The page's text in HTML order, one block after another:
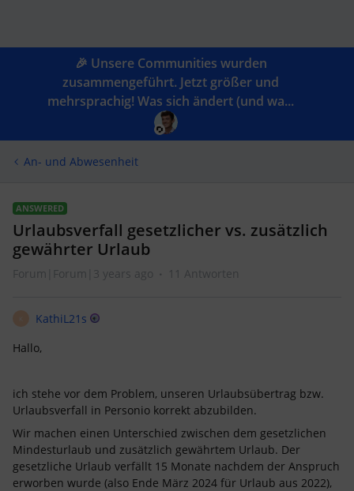
🎉 Unsere Communities wurden
zusammengeführt. Jetzt größer und
mehrsprachig! Was sich ändert (und wa...
An- und Abwesenheit
ANSWERED
Urlaubsverfall gesetzlicher vs. zusätzlich
gewährter Urlaub
Forum|Forum|3 years ago 11 Antworten
KathiL21s
Hallo,
ich stehe vor dem Problem, unseren Urlaubsübertrag bzw.
Urlaubsverfall in Personio korrekt abzubilden.
Wir machen einen Unterschied zwischen dem gesetzlichen
Mindesturlaub und zusätzlich gewährtem Urlaub. Der
gesetzliche Urlaub verfällt 15 Monate nachdem der Anspruch
erworben wurde (also Ende März 2024 für Urlaub aus 2022),